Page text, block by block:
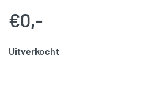
€0,-
Uitverkocht